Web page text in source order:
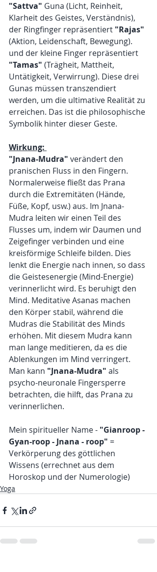
"Sattva" Guna (Licht, Reinheit,
Klarheit des Geistes, Verständnis),
der Ringfinger repräsentiert "Rajas"
(Aktion, Leidenschaft, Bewegung).
und der kleine Finger repräsentiert
"Tamas" (Trägheit, Mattheit,
Untätigkeit, Verwirrung). Diese drei
Gunas müssen transzendiert
werden, um die ultimative Realität zu
erreichen. Das ist die philosophische
Symbolik hinter dieser Geste.
Wirkung:
"Jnana-Mudra" verändert den
pranischen Fluss in den Fingern.
Normalerweise fließt das Prana
durch die Extremitäten (Hände,
Füße, Kopf, usw.) aus. Im Jnana-
Mudra leiten wir einen Teil des
Flusses um, indem wir Daumen und
Zeigefinger verbinden und eine
kreisförmige Schleife bilden. Dies
lenkt die Energie nach innen, so dass
die Geistesenergie (Mind-Energie)
verinnerlicht wird. Es beruhigt den
Mind. Meditative Asanas machen
den Körper stabil, während die
Mudras die Stabilität des Minds
erhöhen. Mit diesem Mudra kann
man lange meditieren, da es die
Ablenkungen im Mind verringert.
Man kann "Jnana-Mudra" als
psycho-neuronale Fingersperre
betrachten, die hilft, das Prana zu
verinnerlichen.
Mein spiritueller Name - "Gianroop -
Gyan-roop - Jnana - roop" =
Verkörperung des göttlichen
Wissens (errechnet aus dem
Horoskop und der Numerologie)
Yoga